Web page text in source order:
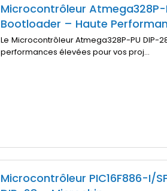
Microcontrôleur Atmega328P-
Bootloader – Haute
Le Microcontrôleur Atmega328P-PU DIP-
performances élevées pour vos proj...
Microcontrôleur PIC16F886-I/